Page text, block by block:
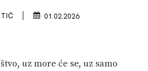
01.02.2026
uz more će se, uz samo